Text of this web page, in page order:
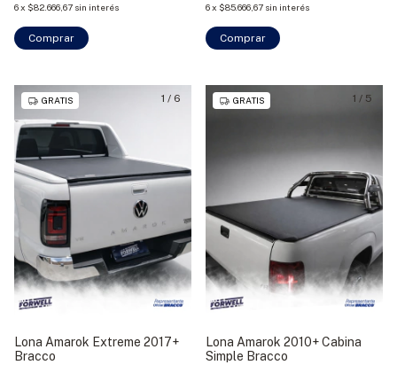
6x $82.666,67 sin interés 6x $85.666,67 sin interés
Comprar
1 / 6
GRATIS
Lona Amarok Extreme 2017+
Bracco
1 / 5
GRATIS
Lona Amarok 2010+ Cabina
Simple Bracco